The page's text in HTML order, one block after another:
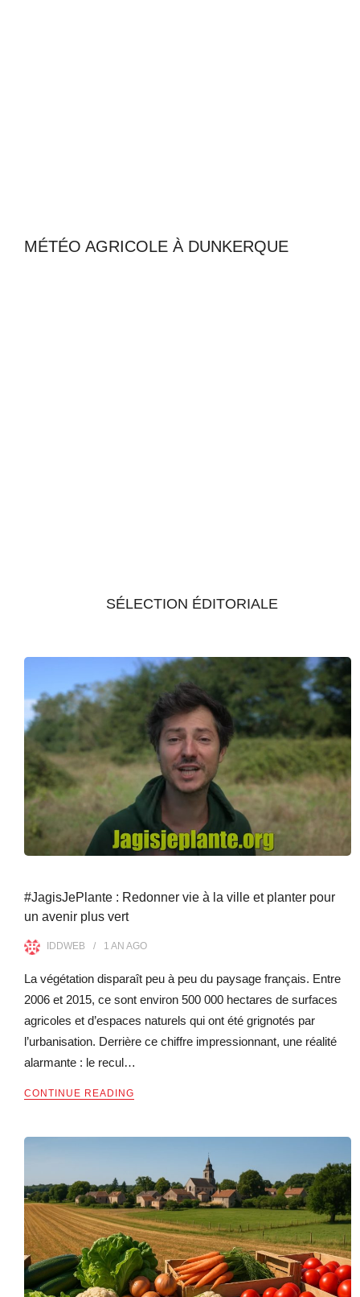
MÉTÉO AGRICOLE À DUNKERQUE
SÉLECTION ÉDITORIALE
#JagisJePlante : Redonner vie à la ville et planter pour
un avenir plus vert
IDDWEB 1 AN AGO
La végétation disparaît peu à peu du paysage français. Entre
2006 et 2015, ce sont environ 500 000 hectares de surfaces
agricoles et d’espaces naturels qui ont été grignotés par
l’urbanisation. Derrière ce chiffre impressionnant, une réalité
alarmante : le recul…
CONTINUE READING